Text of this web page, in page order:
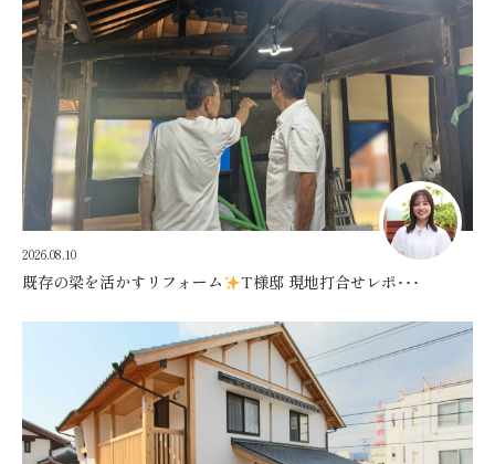
2026.08.10
既存の梁を活かすリフォーム T様邸 現地打合せレポ･･･